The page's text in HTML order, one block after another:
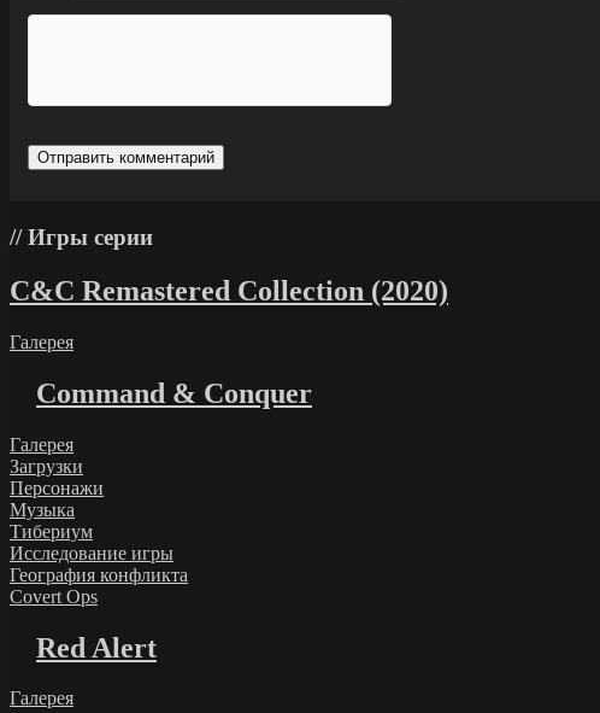
Игры серии
C&C Remastered Collection (2020)
Галерея
Command & Conquer
Галерея
Загрузки
Персонажи
Музыка
Тибериум
Исследование игры
География конфликта
Covert Ops
Red Alert
Галерея